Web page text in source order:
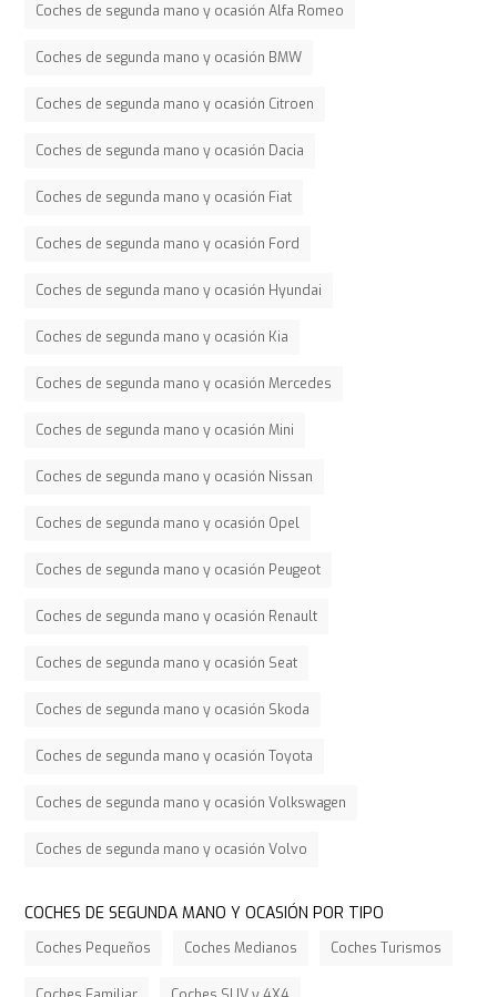
Coches de segunda mano y ocasión Alfa Romeo
Coches de segunda mano y ocasión BMW
Coches de segunda mano y ocasión Citroen
Coches de segunda mano y ocasión Dacia
Coches de segunda mano y ocasión Fiat
Coches de segunda mano y ocasión Ford
Coches de segunda mano y ocasión Hyundai
Coches de segunda mano y ocasión Kia
Coches de segunda mano y ocasión Mercedes
Coches de segunda mano y ocasión Mini
Coches de segunda mano y ocasión Nissan
Coches de segunda mano y ocasión Opel
Coches de segunda mano y ocasión Peugeot
Coches de segunda mano y ocasión Renault
Coches de segunda mano y ocasión Seat
Coches de segunda mano y ocasión Skoda
Coches de segunda mano y ocasión Toyota
Coches de segunda mano y ocasión Volkswagen
Coches de segunda mano y ocasión Volvo
COCHES DE SEGUNDA MANO Y OCASIÓN POR TIPO
Coches Pequeños Coches Medianos Coches Turismos